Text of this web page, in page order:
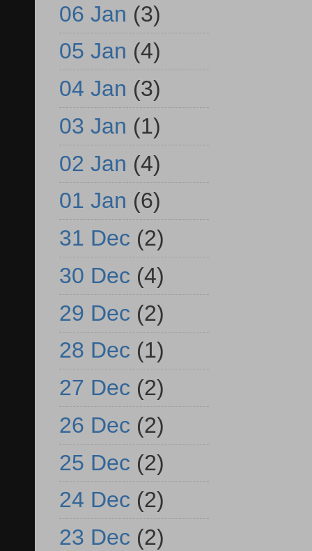
06 Jan (3)
05 Jan (4)
04 Jan (3)
03 Jan (1)
02 Jan (4)
01 Jan (6)
31 Dec (2)
30 Dec (4)
29 Dec (2)
28 Dec (1)
27 Dec (2)
26 Dec (2)
25 Dec (2)
24 Dec (2)
23 Dec (2)